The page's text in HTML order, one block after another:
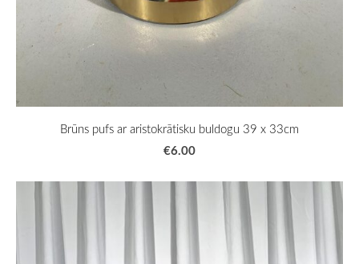
Brūns pufs ar aristokrātisku buldogu 39 x 33cm
€6.00